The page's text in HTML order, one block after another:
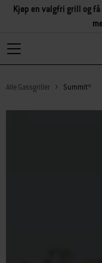
Kjøp en valgfri grill og
Alle Gassgriller Summit®